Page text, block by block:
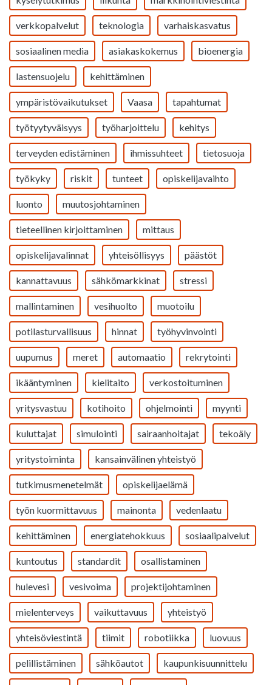
verkkopalvelut teknologia varhaiskasvatus
sosiaalinen media asiakaskokemus bioenergia
lastensuojelu kehittäminen
ympäristövaikutukset Vaasa tapahtumat
työtyytyväisyys työharjoittelu kehitys
terveyden edistäminen ihmissuhteet tietosuoja
työkyky riskit tunteet opiskelijavaihto
luonto muutosjohtaminen
tieteellinen kirjoittaminen mittaus
opiskelijavalinnat yhteisöllisyys päästöt
kannattavuus sähkömarkkinat stressi
mallintaminen vesihuolto muotoilu
potilasturvallisuus hinnat työhyvinvointi
uupumus meret automaatio rekrytointi
ikääntyminen kielitaito verkostoituminen
yritysvastuu kotihoito ohjelmointi myynti
kuluttajat simulointi sairaanhoitajat tekoäly
yritystoiminta kansainvälinen yhteistyö
tutkimusmenetelmät opiskelijaelämä
työn kuormittavuus mainonta vedenlaatu
kehittäminen energiatehokkuus sosiaalipalvelut
kuntoutus standardit osallistaminen
hulevesi vesivoima projektijohtaminen
mielenterveys vaikuttavuus yhteistyö
yhteisöviestintä tiimit robotiikka luovuus
pelillistäminen sähköautot kaupunkisuunnittelu